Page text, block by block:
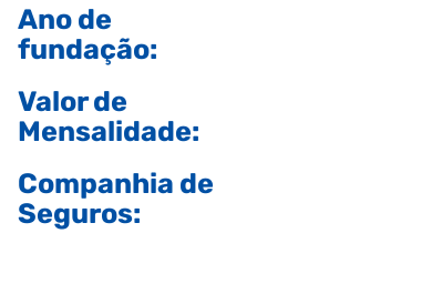
Ano de
fundação:
Valor de
Mensalidade:
Companhia de
Seguros: